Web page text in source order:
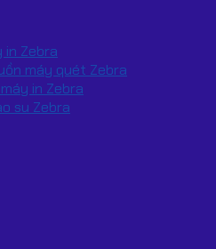
in Zebra
máy quét Zebra
in Zebra
su Zebra